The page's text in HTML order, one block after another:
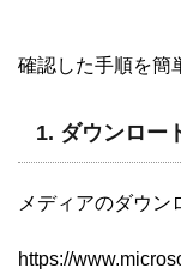
確認した手順を簡
1. ダウンロー
メディアのダウン
https://